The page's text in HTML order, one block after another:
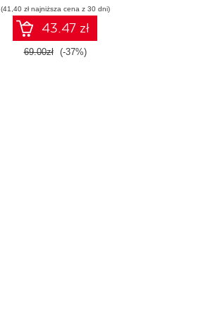
(41,40 zł najniższa cena z 30 dni)
43.47 zł
69.00zł (-37%)